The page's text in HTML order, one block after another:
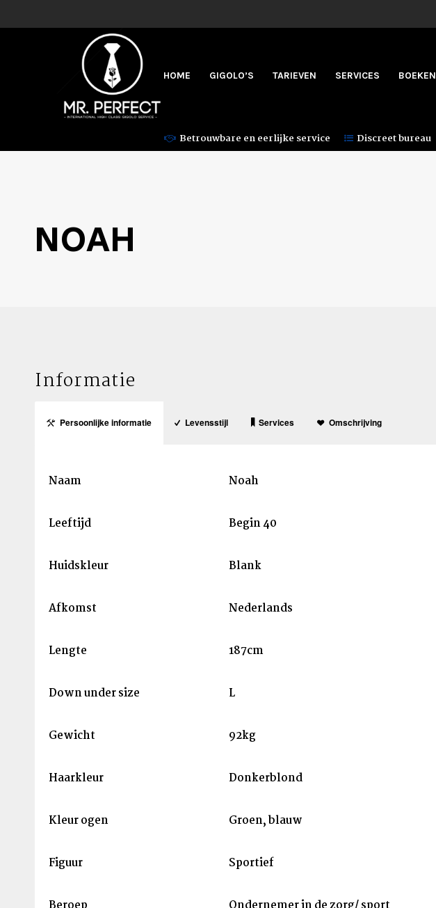
HOME GIGOLO’S TARIEVEN SERVICES BOEKEN
Betrouwbare en eerlijke service Discreet bureau
NOAH
Informatie
Persoonlijke informatie Levensstijl Services Omschrijving
Naam Noah
Leeftijd Begin 40
Huidskleur Blank
Afkomst Nederlands
Lengte 187cm
Down under size L
Gewicht 92kg
Haarkleur Donkerblond
Kleur ogen Groen, blauw
Figuur Sportief